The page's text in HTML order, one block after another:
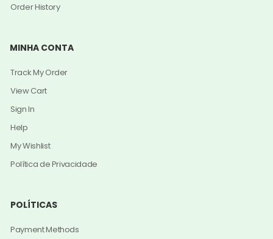
Order History
MINHA CONTA
Track My Order
View Cart
Sign In
Help
My Wishlist
Política de Privacidade
POLÍTICAS
Payment Methods